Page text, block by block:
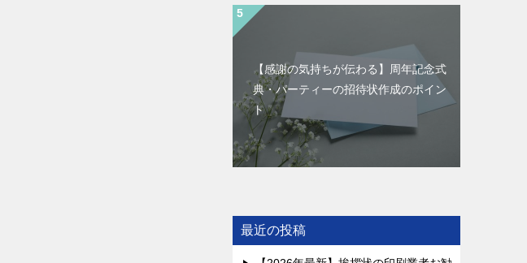
【感謝の気持ちが伝わる】周年記念式
典・パーティーの招待状作成のポイン
ト
最近の投稿